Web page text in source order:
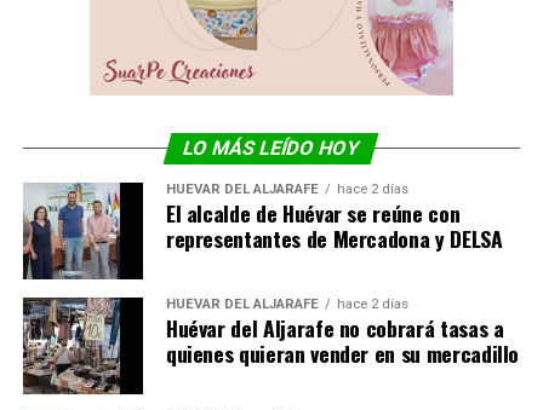
LO MÁS LEÍDO HOY
HUÉVAR DEL ALJARAFE hace 2 días
El alcalde de Huévar se reúne con
representantes de Mercadona y DELSA
HUÉVAR DEL ALJARAFE hace 2 días
Huévar del Aljarafe no cobrará tasas a
quienes quieran vender en su mercadillo